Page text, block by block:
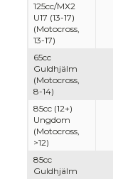
125cc/MX2
U17 (13-17)
(Motocross,
13-17)
65cc
Guldhjälm
(Motocross,
8-14)
85cc (12+)
Ungdom
(Motocross,
>12)
85cc
Guldhjälm